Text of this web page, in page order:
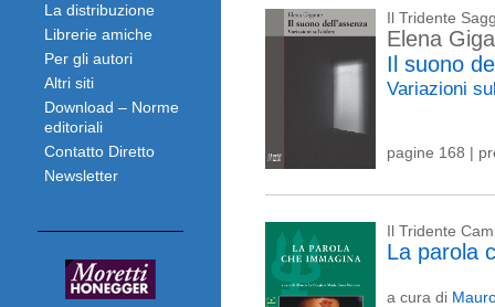
La distribuzione
Librerie amiche
Per gli autori
Altri siti
Download – Norme
editoriali
Contatto Diretto
Newsletter
Il Tridente
Elena
Il suono
Variazioni
pagine 168 |
Il Tridente
La parola
a cura di